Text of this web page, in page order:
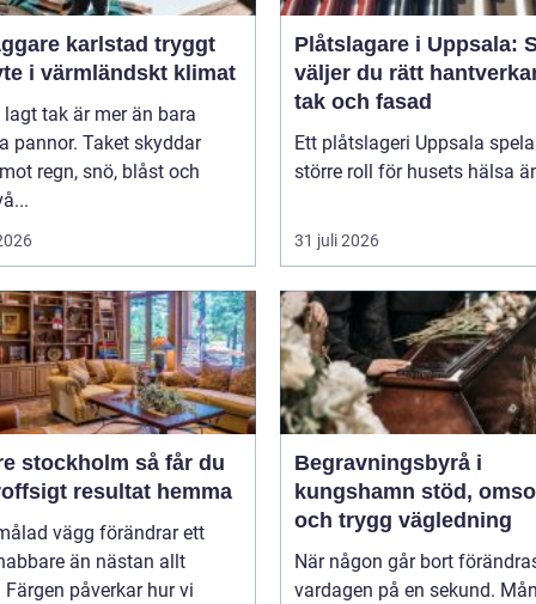
karlstad tryggt
i värmländskt klimat
lagt tak är mer än bara
pannor. Taket skyddar
regn, snö, blåst och
Plåtslagare i Uppsala:
väljer du rätt
tak och fasad
Ett plåtslageri Uppsala
större roll för husets hälsa
31 juli 2026
så får du
resultat hemma
vägg förändrar ett
än nästan allt
påverkar hur vi
Begravningsbyrå i
kungshamn stöd, omsorg
och trygg vägledning
När någon går bort
vardagen på en sekund.